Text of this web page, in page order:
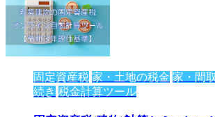
固定資産税 家・土地の税金 家・間
続き 税金計算ツール